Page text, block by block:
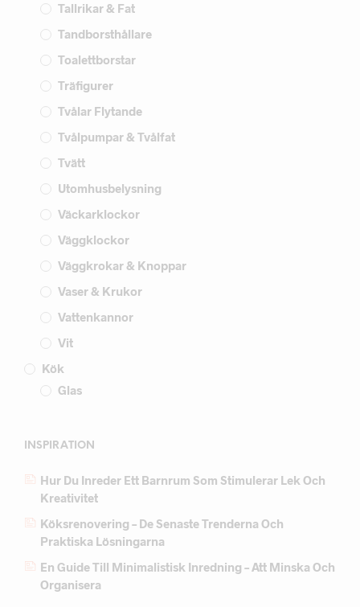
Tallrikar & Fat
Tandborsthållare
Toalettborstar
Träfigurer
Tvålar Flytande
Tvålpumpar & Tvålfat
Tvätt
Utomhusbelysning
Väckarklockor
Väggklockor
Väggkrokar & Knoppar
Vaser & Krukor
Vattenkannor
Vit
Kök
Glas
INSPIRATION
Hur Du Inreder Ett Barnrum Som Stimulerar Lek Och
Kreativitet
Köksrenovering – De Senaste Trenderna Och
Praktiska Lösningarna
En Guide Till Minimalistisk Inredning – Att Minska Och
Organisera